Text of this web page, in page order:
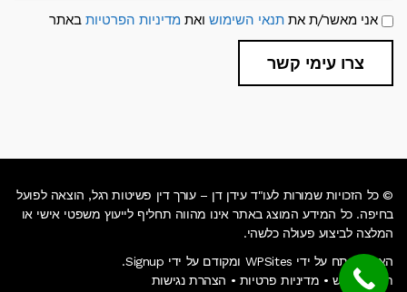
תנאי
שימוש
ומדיניות
פרטיות
אני מאשר/ת את תנאי השימוש ואת מדיניות הפרטיות באתר
צרו עימי קשר
© כל הזכויות שמורות לעו"ד עידן דן – עורך דין פשיטות רגל, הוצאה לפועל
בחיפה. כל המידע המוצג באתר אינו מהווה תחליף לייעוץ משפטי אישי או
המלצה לביצוע פעולה כלשהי.
האתר פותח על ידי WPSites ומקודם על ידי Signup.
תנאי שימוש • מדיניות פרטיות • הצהרת נגישות